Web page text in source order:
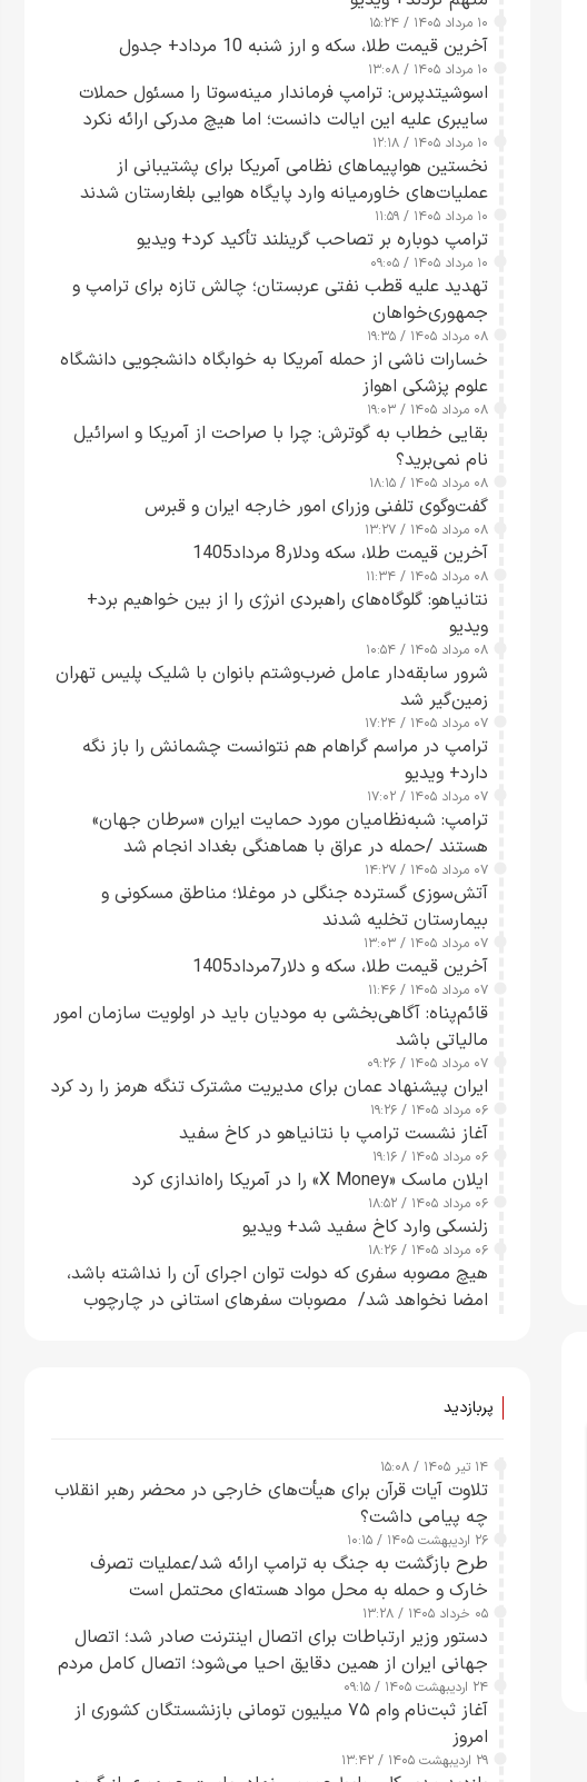
۱۰ مرداد ۱۴۰۵ / ۱۵:۲۴
آخرین قیمت طلا، سکه و ارز شنبه 10 مرداد+ جدول
۱۰ مرداد ۱۴۰۵ / ۱۳:۰۸
اسوشیتدپرس: ترامپ فرماندار مینه‌سوتا را مسئول حملات
سایبری علیه این ایالت دانست؛ اما هیچ مدرکی ارائه نکرد
۱۰ مرداد ۱۴۰۵ / ۱۲:۱۸
نخستین هواپیماهای نظامی آمریکا برای پشتیبانی از
عملیات‌های خاورمیانه وارد پایگاه هوایی بلغارستان شدند
۱۰ مرداد ۱۴۰۵ / ۱۱:۵۹
ترامپ دوباره بر تصاحب گرینلند تأکید کرد+ ویدیو
۱۰ مرداد ۱۴۰۵ / ۰۹:۰۵
تهدید علیه قطب نفتی عربستان؛ چالش تازه برای ترامپ و
جمهوری‌خواهان
۰۸ مرداد ۱۴۰۵ / ۱۹:۳۵
خسارات ناشی از حمله آمریکا به خوابگاه دانشجویی دانشگاه
علوم پزشکی اهواز
۰۸ مرداد ۱۴۰۵ / ۱۹:۰۳
بقایی خطاب به گوترش: چرا با صراحت از آمریکا و اسرائیل
نام نمی‌برید؟
۰۸ مرداد ۱۴۰۵ / ۱۸:۱۵
گفت‌وگوی تلفنی وزرای امور خارجه ایران و قبرس
۰۸ مرداد ۱۴۰۵ / ۱۳:۲۷
آخرین قیمت طلا، سکه ودلار8 مرداد1405
۰۸ مرداد ۱۴۰۵ / ۱۱:۳۴
نتانیاهو: گلوگاه‌های راهبردی انرژی را از بین خواهیم برد+
ویدیو
۰۸ مرداد ۱۴۰۵ / ۱۰:۵۴
شرور سابقه‌دار عامل ضرب‌وشتم بانوان با شلیک پلیس تهران
زمین‌گیر شد
۰۷ مرداد ۱۴۰۵ / ۱۷:۲۴
ترامپ در مراسم گراهام هم نتوانست چشمانش را باز نگه
دارد+ ویدیو
۰۷ مرداد ۱۴۰۵ / ۱۷:۰۲
ترامپ: شبه‌نظامیان مورد حمایت ایران «سرطان جهان»
هستند /حمله در عراق با هماهنگی بغداد انجام شد
۰۷ مرداد ۱۴۰۵ / ۱۴:۲۷
آتش‌سوزی گسترده جنگلی در موغلا؛ مناطق مسکونی و
بیمارستان تخلیه شدند
۰۷ مرداد ۱۴۰۵ / ۱۳:۰۳
آخرین قیمت طلا، سکه و دلار7مرداد1405
۰۷ مرداد ۱۴۰۵ / ۱۱:۴۶
قائم‌پناه: آگاهی‌بخشی به مودیان باید در اولویت سازمان امور
مالیاتی باشد
۰۷ مرداد ۱۴۰۵ / ۰۹:۲۶
ایران پیشنهاد عمان برای مدیریت مشترک تنگه هرمز را رد کرد
۰۶ مرداد ۱۴۰۵ / ۱۹:۲۶
آغاز نشست ترامپ با نتانیاهو در کاخ سفید
۰۶ مرداد ۱۴۰۵ / ۱۹:۱۶
ایلان ماسک «X Money» را در آمریکا راه‌اندازی کرد
۰۶ مرداد ۱۴۰۵ / ۱۸:۵۲
زلنسکی وارد کاخ سفید شد+ ویدیو
۰۶ مرداد ۱۴۰۵ / ۱۸:۲۶
هیچ مصوبه سفری که دولت توان اجرای آن را نداشته باشد،
امضا نخواهد شد/ مصوبات سفرهای استانی در چارچوب
پربازدید
۱۴ تیر ۱۴۰۵ / ۱۵:۰۸
تلاوت آیات قرآن برای هیأت‌های خارجی در محضر رهبر انقلاب
چه پیامی داشت؟
۲۶ اردیبهشت ۱۴۰۵ / ۱۰:۱۵
طرح‌ بازگشت به جنگ به ترامپ ارائه شد/عملیات تصرف
خارک و حمله به محل مواد هسته‌ای محتمل است
۰۵ خرداد ۱۴۰۵ / ۱۳:۲۸
دستور وزیر ارتباطات برای اتصال اینترنت صادر شد؛ اتصال
جهانی ایران از همین دقایق احیا می‌شود؛ اتصال کامل مردم
تا ۲۴ ساعت آینده
۲۴ اردیبهشت ۱۴۰۵ / ۰۹:۱۵
آغاز ثبت‌نام وام ۷۵ میلیون تومانی بازنشستگان کشوری از
امروز
۲۹ اردیبهشت ۱۴۰۵ / ۱۳:۴۲